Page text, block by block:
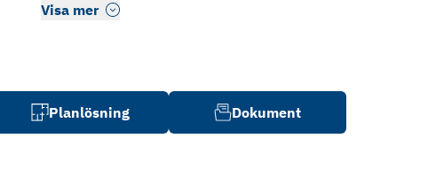
Visa mer
Planlösning Dokument